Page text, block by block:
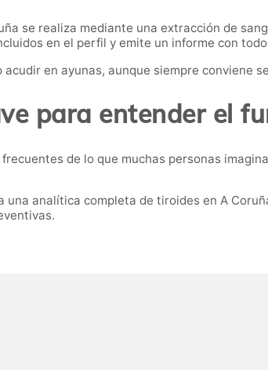
se realiza mediante una extracción de
en el perfil y emite un informe con
acudir en ayunas, aunque siempre conviene
para entender el
de lo que muchas personas
una analítica completa de tiroides en A